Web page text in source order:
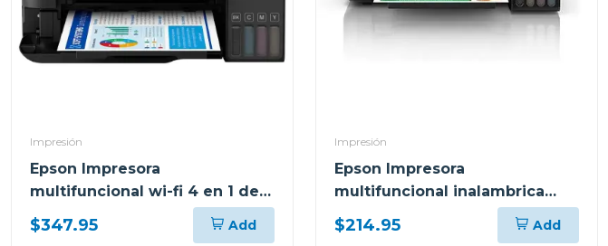
Impresión
Epson Impresora
multifuncional wi-fi 4 en 1 de
alto desempeño eco tank
l5590 c11ck57
$347.95 Add
Impresión
Epson Impresora
multifuncional inalambrica
ecotank 3250
$214.95 Add